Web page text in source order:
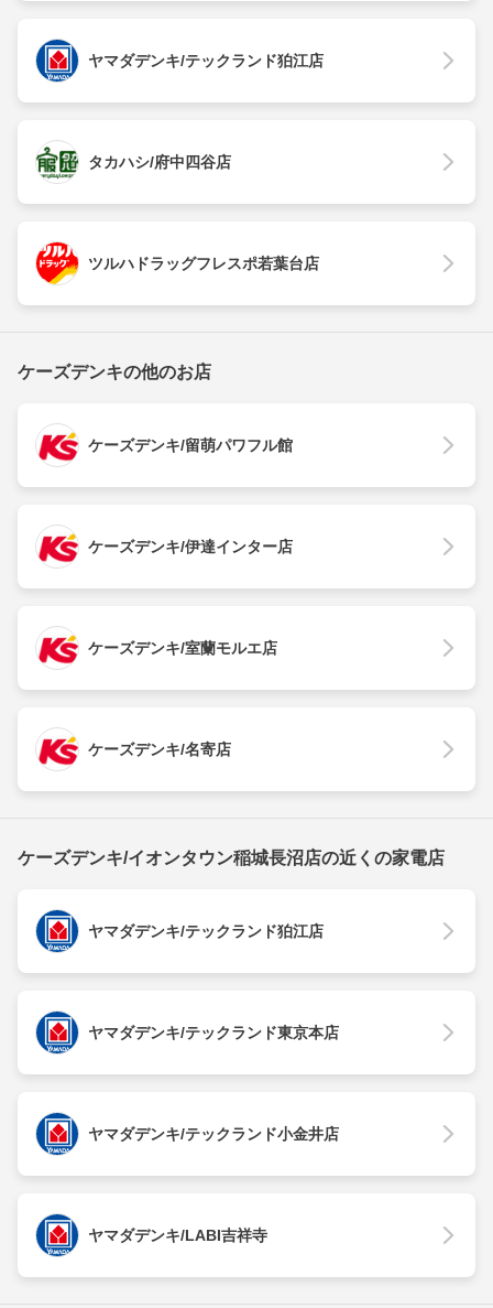
ヤマダデンキ/テックランド狛江店
タカハシ/府中四谷店
ツルハドラッグフレスポ若葉台店
ケーズデンキの他のお店
ケーズデンキ/留萌パワフル館
ケーズデンキ/伊達インター店
ケーズデンキ/室蘭モルエ店
ケーズデンキ/名寄店
ケーズデンキ/イオンタウン稲城長沼店の近くの家電店
ヤマダデンキ/テックランド狛江店
ヤマダデンキ/テックランド東京本店
ヤマダデンキ/テックランド小金井店
ヤマダデンキ/LABI吉祥寺